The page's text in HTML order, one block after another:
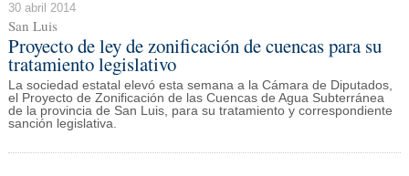
30 abril 2014
San Luis
Proyecto de ley de zonificación de cuencas para su
tratamiento legislativo
La sociedad estatal elevó esta semana a la Cámara de Diputados,
el Proyecto de Zonificación de las Cuencas de Agua Subterránea
de la provincia de San Luis, para su tratamiento y correspondiente
sanción legislativa.